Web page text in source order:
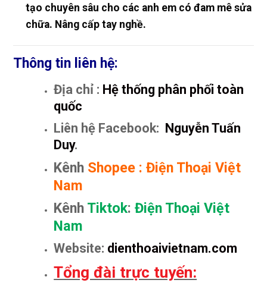
tạo chuyên sâu cho các anh em có đam mê sửa
chữa. Nâng cấp tay nghề.
Thông tin liên hệ:
Địa chỉ : Hệ thống phân phối toàn
quốc
Liên hệ Facebook: Nguyễn Tuấn
Duy.
Kênh Shopee :Điện Thoại Việt
Nam
Kênh Tiktok:Điện Thoại Việt
Nam
Website: dienthoaivietnam.com
Tổng đài trực tuyến: